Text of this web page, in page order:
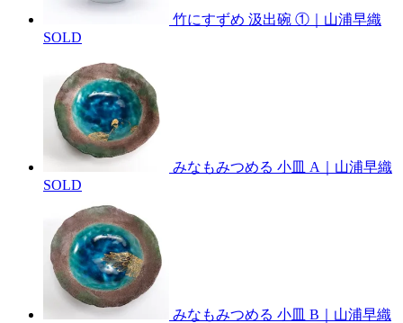
竹にすずめ 汲出碗 ①｜山浦早織
SOLD
みなもみつめる 小皿 A｜山浦早織
SOLD
みなもみつめる 小皿 B｜山浦早織